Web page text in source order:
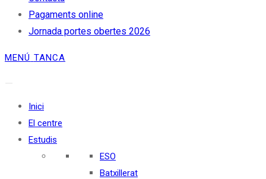
Pagaments online
Jornada portes obertes 2026
MENÚ TANCA
Inici
El centre
Estudis
ESO
Batxillerat